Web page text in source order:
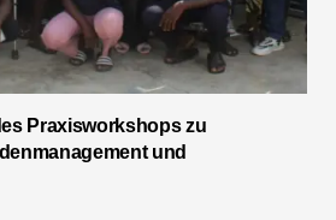
Praxisworkshops zu
und